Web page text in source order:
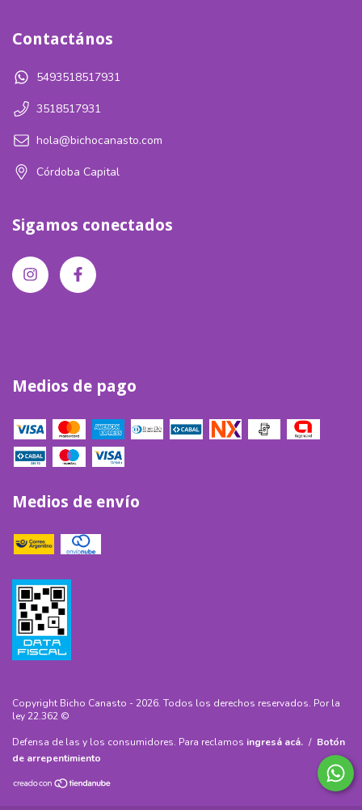
Contactános
5493518517931
3518517931
hola@bichocanasto.com
Córdoba Capital
Sigamos conectados
Medios de pago
Medios de envío
Copyright Bicho Canasto - 2026. Todos los derechos reservados.
Defensa de las y los consumidores. Para reclamos ingresá acá. / Botón
de arrepentimiento